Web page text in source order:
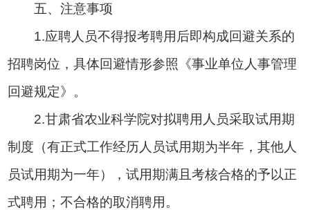
五、注意事项
1.应聘人员不得报考聘用后即构成回避关系的
招聘岗位，具体回避情形参照《事业单位人事管理
回避规定》。
2.甘肃省农业科学院对拟聘用人员采取试用期
制度（有正式工作经历人员试用期为半年，其他人
员试用期为一年），试用期满且考核合格的予以正
式聘用；不合格的取消聘用。